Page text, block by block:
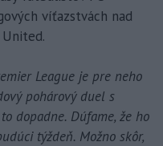
víťazstvách nad
League je pre neho
pohárový duel s
dopadne. Dúfame, že ho
týždeň. Možno skôr,